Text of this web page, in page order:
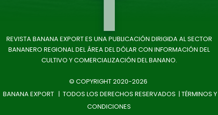
REVISTA BANANA EXPORT ES UNA PUBLICACIÓN DIRIGIDA AL SECTOR
BANANERO REGIONAL DEL ÁREA DEL DÓLAR CON INFORMACIÓN DEL
CULTIVO Y COMERCIALIZACIÓN DEL BANANO.
© COPYRIGHT 2020-2026
BANANA EXPORT | TODOS LOS DERECHOS RESERVADOS | TÉRMINOS Y
CONDICIONES